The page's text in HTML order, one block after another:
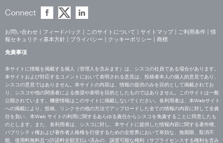
Connect
お問い合わせ フィードバック このサイトについて サイトマップ ご利用条件
情
報セキュリティ基本方針
プライバシー クッキーポリシー 商標
免責事項
本サイトに情報を掲載する個人（管理人を含みます）は、シスコの社員である場合があります。
本サイトおよび対応するコメントにおいて表明される意見は、投稿者本人の個人的意見であり、
シスコの意見ではありません。本サイトの内容は、情報の提供のみを目的として掲載されてお
り、シスコや他の関係者による推奨や表明を目的としたものではありません。このサイトは一般
公開されています。機密情報はこのサイトに掲載しないでください。各利用者は、本Webサイト
への掲載により、投稿、リンクその他の方法でアップロードした全ての情報の内容に対して全責
任を負い、本Web サイトの利用に関するあらゆる責任からシスコを免責することに同意したも
のとします。また、各利用者は、シスコに対し、本サイトに提供した情報内容に関する著作権、
パブリシティ権および著作者人格権を行使するための全世界において有効な、無期限、取消不
能、使用料無料且つ許諾料全額支払い済みの、譲渡可能な権利（サブライセンスする権利を含み